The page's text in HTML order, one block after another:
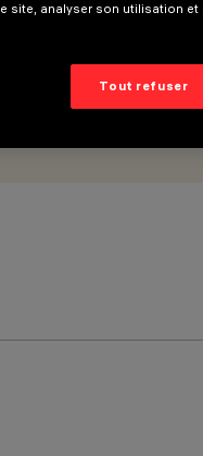
site, analyser son utilisation
Tout refuser